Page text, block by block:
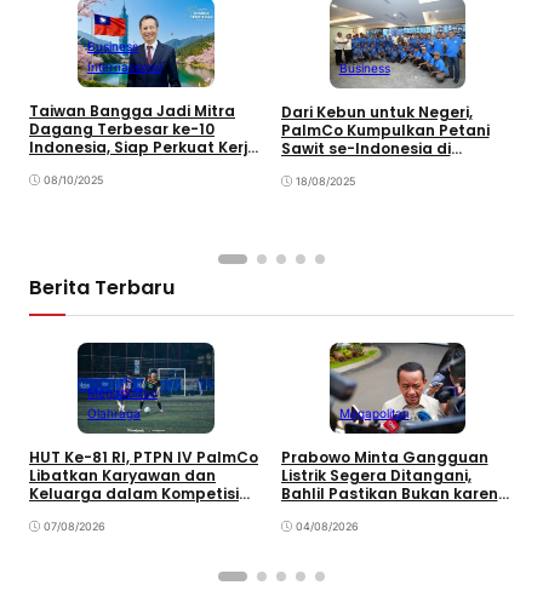
Business
Internasional
Taiwan Bangga Jadi Mitra
Dagang Terbesar ke-10
Indonesia, Siap Perkuat Kerja
08/10/2025
Business
Dari Kebun untuk Negeri,
PalmCo Kumpulkan Petani
Sawit se-Indonesia di
18/08/2025
Berita Terbaru
Megapolitan
Olahraga
HUT Ke-81 RI, PTPN IV PalmCo
Libatkan Karyawan dan
Keluarga dalam Kompetisi
07/08/2026
Megapolitan
Prabowo Minta Gangguan
Listrik Segera Ditangani,
Bahlil Pastikan Bukan karena
04/08/2026